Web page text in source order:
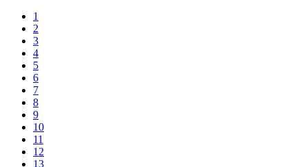
1
2
3
4
5
6
7
8
9
10
11
12
13